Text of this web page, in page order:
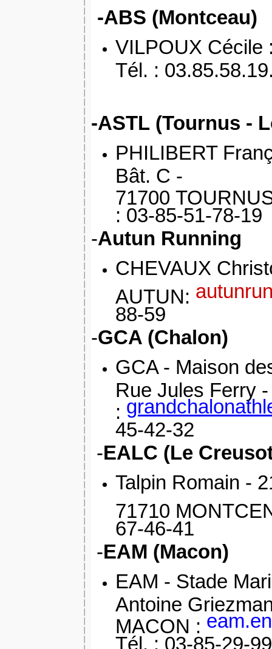
-ABS (Montceau)
VILPOUX Cécile
Tél. :
-ASTL (Tournus -
PHILIBERT
Bât. C -
71700
: 03-85-51-78-19
-Autun Running
CHEVAUX
AUTUN:
88-59
-GCA (Chalon)
GCA - Maison
Rue Jules Ferry
:
45-42-32
-EALC (Le
Talpin Romain -
71710
67-46-41
-EAM (Macon)
EAM - Stade
Antoine
MACON :
Tél. : 03-85-29-